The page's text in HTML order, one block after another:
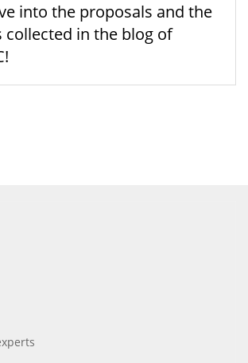
into the proposals and the
collected in the blog of